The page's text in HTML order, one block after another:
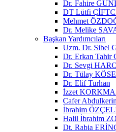
Dr. Fahire
DT Lütfi
Mehmet
Dr. Melike
Başkan Yardımcıları
Uzm. Dr. Sibel
Dr. Erkan Tahir
Dr. Sevgi
Dr. Tülay KÖSE
Dr. Elif Turhan
İzzet
Cafer
İbrahim
Halil İbrahim
Dt. Rabia